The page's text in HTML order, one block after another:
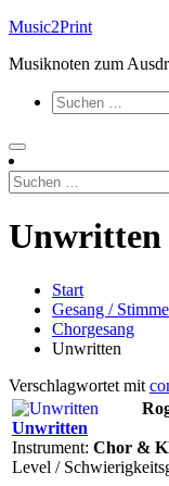
Zum
springen
Music2Print
Musiknoten zum
Suchen
nach:
Suchen
nach:
Unwritten
Start
Gesang / Stimme
Chorgesang
Unwritten
Verschlagwortet mit
Unwritten
Instrument: Chor &
Level /